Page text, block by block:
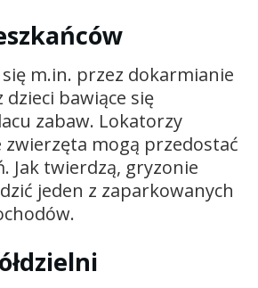
m.in. przez dokarmianie
bawiące się
zabaw. Lokatorzy
zwierzęta mogą przedostać
Jak twierdzą, gryzonie
jeden z zaparkowanych